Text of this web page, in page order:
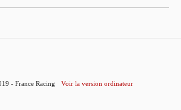
- France Racing Voir la version ordinateur